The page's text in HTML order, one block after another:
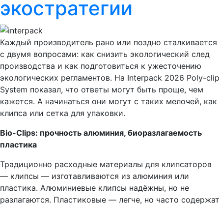
экостратегии
Каждый производитель рано или поздно сталкивается
с двумя вопросами: как снизить экологический след
производства и как подготовиться к ужесточению
экологических регламентов. На Interpack 2026 Poly-clip
System показал, что ответы могут быть проще, чем
кажется. А начинаться они могут с таких мелочей, как
клипса или сетка для упаковки.
Bio-Clips: прочность алюминия, биоразлагаемость
пластика
Традиционно расходные материалы для клипсаторов
— клипсы — изготавливаются из алюминия или
пластика. Алюминиевые клипсы надёжны, но не
разлагаются. Пластиковые — легче, но часто содержат